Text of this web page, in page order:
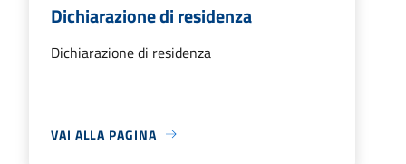
Dichiarazione di residenza
Dichiarazione di residenza
VAI ALLA PAGINA